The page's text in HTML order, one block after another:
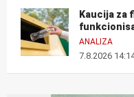
Kaucija za
ANALIZA
7.8.2026